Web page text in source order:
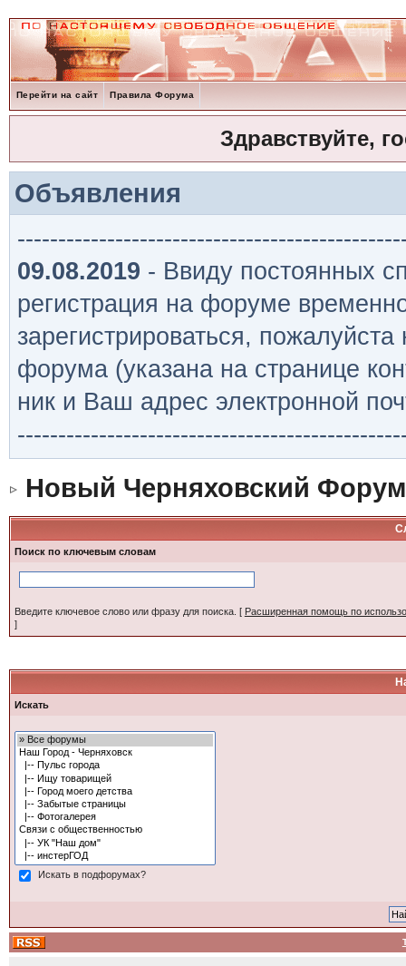
Перейти на сайт Правила Форума
Здравствуйте,
Объявления
09.08.2019 - Ввиду постоянных
регистрация на форуме
зарегистрироваться,
форума (указана на странице
ник и Ваш адрес электронной
Новый Черняховский Форум
Поиск по ключевым словам
Введите ключевое слово или фразу для поиска. [ Расширенная помощь по
]
Искать
Искать в подфорумах?